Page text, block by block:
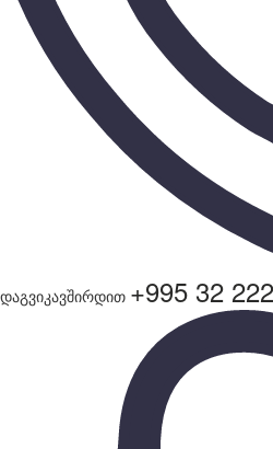
დაგვიკავშირდით +995 32